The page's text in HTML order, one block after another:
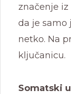
značenje
da je samo
netko. Na
ključanicu.
Somatski